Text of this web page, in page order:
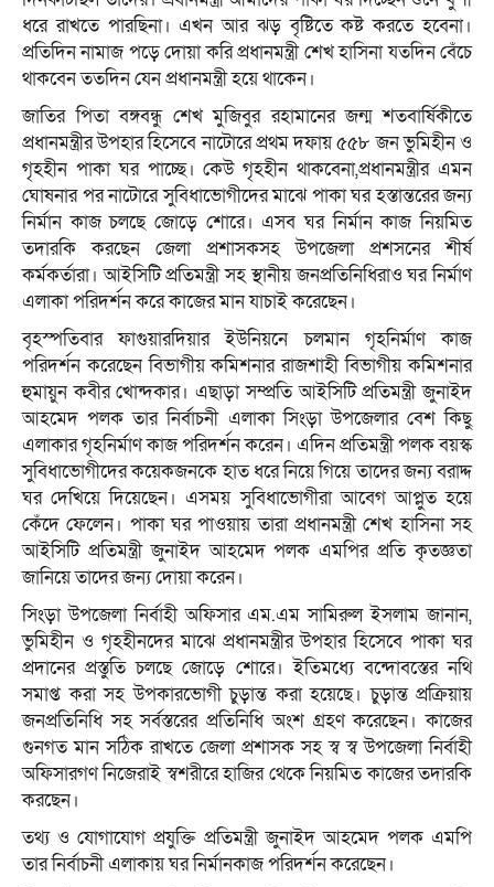
ধরে রাখতে পারছিনা। এখন আর ঝড় বৃষ্টিতে কষ্ট করতে হবেনা।
প্রতিদিন নামাজ পড়ে দোয়া করি প্রধানমন্ত্রী শেখ হাসিনা যতদিন বেঁচে
থাকবেন ততদিন যেন প্রধানমন্ত্রী হয়ে থাকেন।
জাতির পিতা বঙ্গবন্ধু শেখ মুজিবুর রহামানের জন্ম শতবার্ষিকীতে
প্রধানমন্ত্রীর উপহার হিসেবে নাটোরে প্রথম দফায় ৫৫৮ জন ভুমিহীন ও
গৃহহীন পাকা ঘর পাচ্ছে। কেউ গৃহহীন থাকবেনা,প্রধানমন্ত্রীর এমন
ঘোষনার পর নাটোরে সুবিধাভোগীদের মাঝে পাকা ঘর হস্তান্তরের জন্য
নির্মান কাজ চলছে জোড়ে শোরে। এসব ঘর নির্মান কাজ নিয়মিত
তদারকি করছেন জেলা প্রশাসকসহ উপজেলা প্রশসনের শীর্ষ
কর্মকর্তারা। আইসিটি প্রতিমন্ত্রী সহ স্থানীয় জনপ্রতিনিধিরাও ঘর নির্মাণ
এলাকা পরিদর্শন করে কাজের মান যাচাই করেছেন।
বৃহস্পতিবার ফাগুয়ারদিয়ার ইউনিয়নে চলমান গৃহনির্মাণ কাজ
পরিদর্শন করেছেন বিভাগীয় কমিশনার রাজশাহী বিভাগীয় কমিশনার
হুমায়ুন কবীর খোন্দকার। এছাড়া সম্প্রতি আইসিটি প্রতিমন্ত্রী জুনাইদ
আহমেদ পলক তার নির্বাচনী এলাকা সিংড়া উপজেলার বেশ কিছু
এলাকার গৃহনির্মাণ কাজ পরিদর্শন করেন। এদিন প্রতিমন্ত্রী পলক বয়স্ক
সুবিধাভোগীদের কয়েকজনকে হাত ধরে নিয়ে গিয়ে তাদের জন্য বরাদ্দ
ঘর দেখিয়ে দিয়েছেন। এসময় সুবিধাভোগীরা আবেগ আপ্লুত হয়ে
কেঁদে ফেলেন। পাকা ঘর পাওয়ায় তারা প্রধানমন্ত্রী শেখ হাসিনা সহ
আইসিটি প্রতিমন্ত্রী জুনাইদ আহমেদ পলক এমপির প্রতি কৃতজ্ঞতা
জানিয়ে তাদের জন্য দোয়া করেন।
সিংড়া উপজেলা নির্বাহী অফিসার এম.এম সামিরুল ইসলাম জানান,
ভুমিহীন ও গৃহহীনদের মাঝে প্রধানমন্ত্রীর উপহার হিসেবে পাকা ঘর
প্রদানের প্রস্তুতি চলছে জোড়ে শোরে। ইতিমধ্যে বন্দোবস্তের নথি
সমাপ্ত করা সহ উপকারভোগী চুড়ান্ত করা হয়েছে। চুড়ান্ত প্রক্রিয়ায়
জনপ্রতিনিধি সহ সর্বস্তরের প্রতিনিধি অংশ গ্রহণ করেছেন। কাজের
গুনগত মান সঠিক রাখতে জেলা প্রশাসক সহ স্ব স্ব উপজেলা নির্বাহী
অফিসারগণ নিজেরাই স্বশরীরে হাজির থেকে নিয়মিত কাজের তদারকি
করছেন।
তথ্য ও যোগাযোগ প্রযুক্তি প্রতিমন্ত্রী জুনাইদ আহমেদ পলক এমপি
তার নির্বাচনী এলাকায় ঘর নির্মানকাজ পরিদর্শন করেছেন।